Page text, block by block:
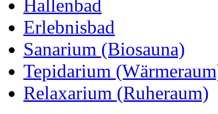
Hallenbad
Erlebnisbad
Sanarium (Biosauna)
Tepidarium
Relaxarium (Ruheraum)